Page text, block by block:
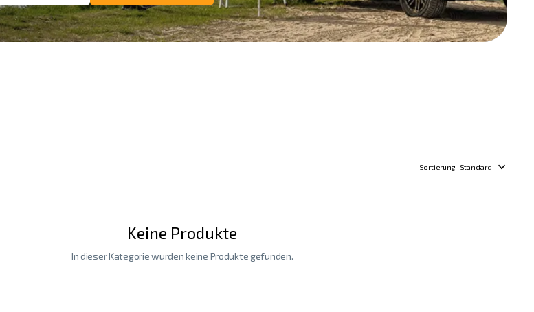
Sortierung: Standard
Keine Produkte
In dieser Kategorie wurden keine Produkte gefunden.